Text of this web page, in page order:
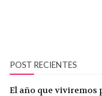
POST RECIENTES
El año que viviremos